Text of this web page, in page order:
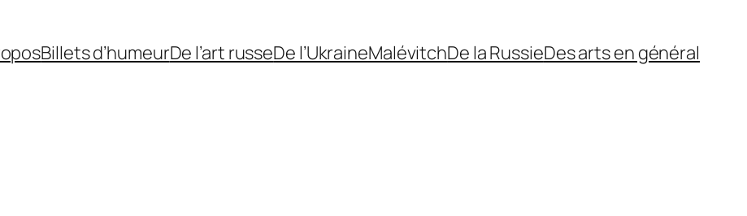
Billets d’humeurDe l’art russeDe l’UkraineMalévitchDe la RussieDes arts en général